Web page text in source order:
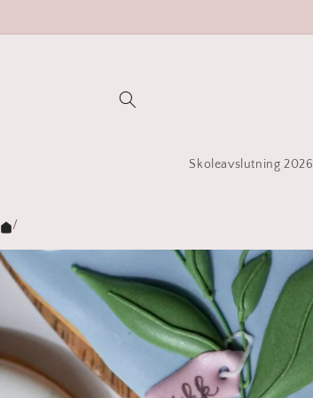
innholdet
Skoleavslutning 2026
/